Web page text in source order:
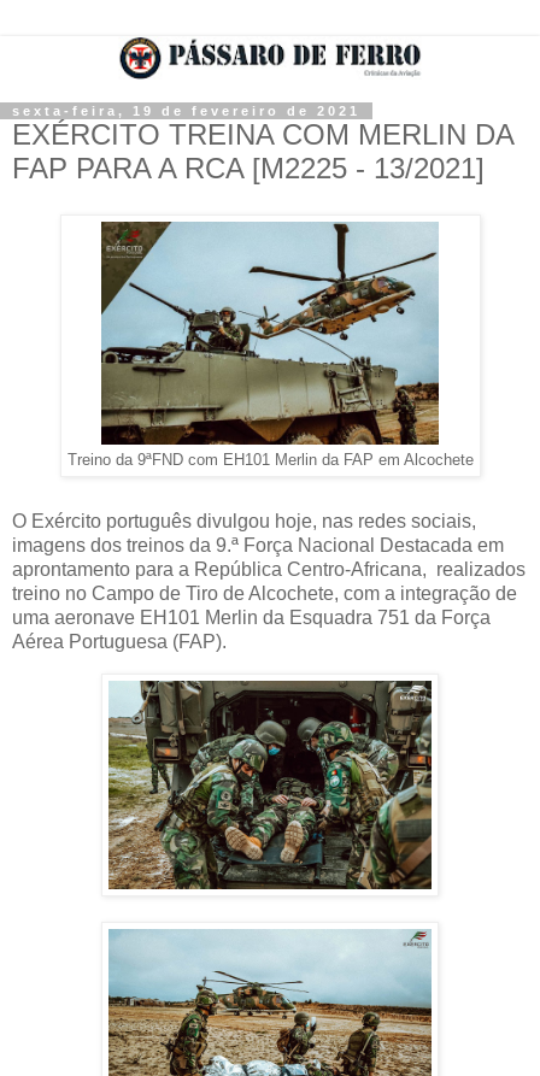
sexta-feira, 19 de fevereiro de 2021
EXÉRCITO TREINA COM MERLIN DA
FAP PARA A RCA [M2225 - 13/2021]
Treino da 9ªFND com EH101 Merlin da FAP em Alcochete
O Exército português divulgou hoje, nas redes sociais,
imagens dos treinos da 9.ª Força Nacional Destacada em
aprontamento para a República Centro-Africana, realizados
treino no Campo de Tiro de Alcochete, com a integração de
uma aeronave EH101 Merlin da Esquadra 751 da Força
Aérea Portuguesa (FAP).